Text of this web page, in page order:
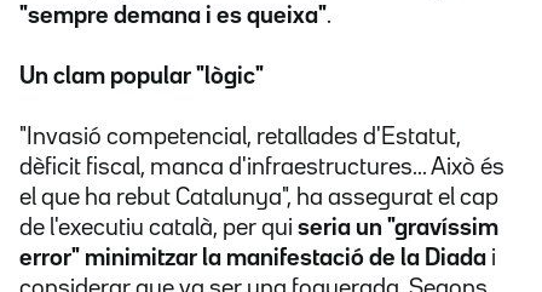
"sempre demana i es queixa".
Un clam popular "lògic"
"Invasió competencial, retallades d'Estatut,
dèficit fiscal, manca d'infraestructures... Això és
el que ha rebut Catalunya", ha assegurat el cap
de l'executiu català, per qui seria un "gravíssim
error" minimitzar la manifestació de la Diada i